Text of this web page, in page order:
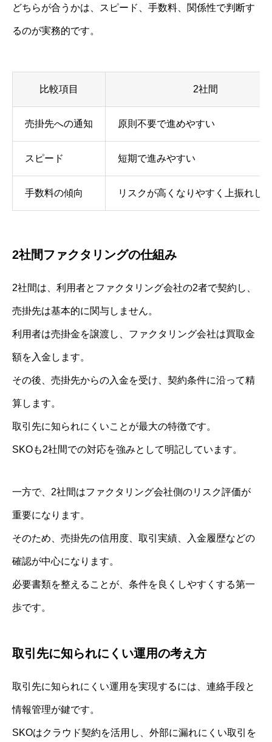
どちらが合うかは、スピード、手数料、関係性で判断す
るのが実務的です。
比較項目 2社間
売掛先への通知 原則不要で進めやすい
スピード 短期で進みやすい
手数料の傾向 リスクが高くなりやすく上振れし
2社間ファクタリングの仕組み
2社間は、利用者とファクタリング会社の2者で契約し、
売掛先は基本的に関与しません。
利用者は売掛金を譲渡し、ファクタリング会社は買取金
額を入金します。
その後、売掛先からの入金を受け、契約条件に沿って精
算します。
取引先に知られにくいことが最大の特徴です。
SKOも2社間での対応を強みとして明記しています。
一方で、2社間はファクタリング会社側のリスク評価が
重要になります。
そのため、売掛先の信用度、取引実績、入金履歴などの
確認が中心になります。
必要書類を整えることが、条件を良くしやすくする第一
歩です。
取引先に知られにくい運用の考え方
取引先に知られにくい運用を実現するには、連絡手段と
情報管理が鍵です。
SKOはクラウド契約を活用し、外部に漏れにくい取引を